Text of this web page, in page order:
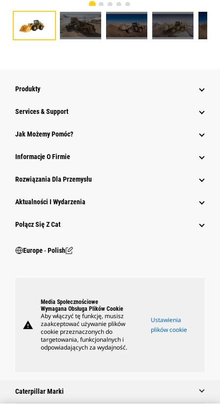
Produkty
Services & Support
Jak Możemy Pomóc?
Informacje O Firmie
Rozwiązania Dla Przemysłu
Aktualności I Wydarzenia
Połącz Się Z Cat
Europe ‧ Polish
warning
Media Społecznościowe
Wymagana Obsługa Plików Cookie
Aby włączyć tę funkcję, musisz
zaakceptować używanie plików
cookie przeznaczonych do
targetowania, funkcjonalnych i
odpowiadających za wydajność.
Ustawienia
plików cookie
Caterpillar Marki